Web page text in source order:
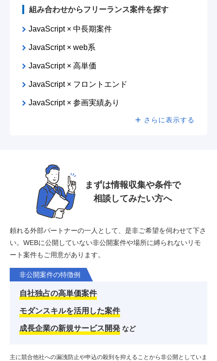
組み合わせからフリーランス案件を探す
JavaScript × 中長期案件
JavaScript × web系
JavaScript × 高単価
JavaScript × フロントエンド
JavaScript × 参画実績あり
さらに表示する
まずは情報収集や条件で
相談してみたい方へ
頼れる外部パートナーの一人として、是非ご希望を伺わせて下さ
い。 WEBに公開していない非公開案件や場所に縛られないリモ
ート案件もご用意があります。
非公開案件の特徴例
自社独占の高単価案件
モダンスキルを活用した案件
成長企業の新規サービス開発 など
主に競合他社への漏洩防止や申込の殺到を抑えることから非公開としていま